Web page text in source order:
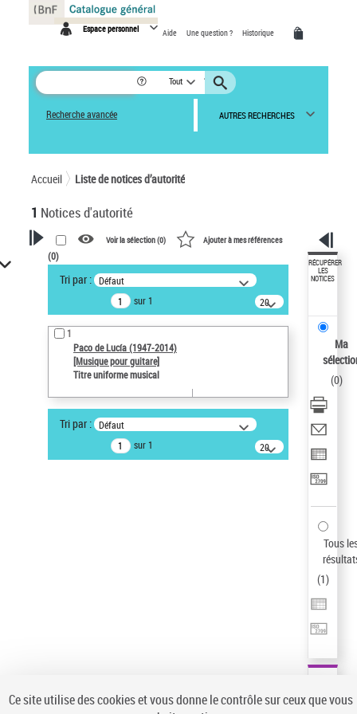
Espace personnel Aide Une question ? Historique
Tout
Recherche avancée AUTRES RECHERCHES
Accueil Liste de notices d’autorité
1 Notices d'autorité
VOTRE RECHERCHE
Recherche avancée dans les
notices d’autorité
Œuvres liées à l'auteur :
Paco de Lucía (1947-2014)
Auteur d’œuvre
Paco de Lucía (1947-2014)
Type de notice d'autorité
Voir la sélection (0) Ajouter à mes références
(0)
Tri par : Défaut
sur 1
20
résultats/page
1
Paco de Lucía (1947-2014)
[Musique pour guitare]
Titre uniforme musical
Tri par : Défaut
sur 1
20
résultats/page
RÉCUPÉRER
LES
NOTICES
Ma
(0)
Tous
(1)
Panneau de gestion des cookies
Ce site utilise des cookies et vous donne le contrôle sur ceux que vous